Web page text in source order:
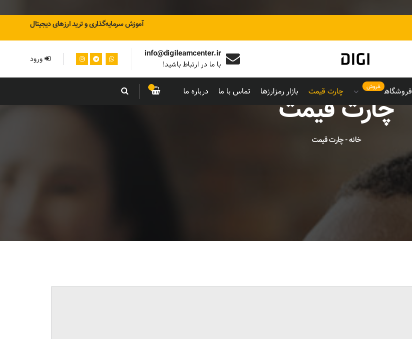
آموزش سرمایه‌گذاری و ترید ارزهای دیجیتال
info@digilearncenter.ir
با ما در ارتباط باشید! ورود
فروشگاه فروش چارت قیمت بازار رمزارزها تماس با ما درباره ما چارت قیمت
خانه-چارت قیمت